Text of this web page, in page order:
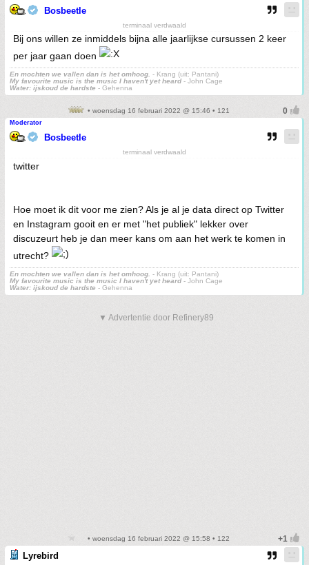
Bosbeetle
terminaal verdwaald
Bij ons willen ze inmiddels bijna alle jaarlijkse cursussen 2 keer
per jaar gaan doen
En mochten we vallen dan is het omhoog. - Krang (uit: Pantani)
My favourite music is the music I haven't yet heard - John Cage
Water: ijskoud de hardste - Gehenna
• woensdag 16 februari 2022 @ 15:46 • 121
Moderator
Bosbeetle
terminaal verdwaald
twitter
Hoe moet ik dit voor me zien? Als je al je data direct op Twitter
en Instagram gooit en er met "het publiek" lekker over
discuzeurt heb je dan meer kans om aan het werk te komen in
utrecht?
En mochten we vallen dan is het omhoog. - Krang (uit: Pantani)
My favourite music is the music I haven't yet heard - John Cage
Water: ijskoud de hardste - Gehenna
▼ Advertentie door Refinery89
• woensdag 16 februari 2022 @ 15:58 • 122
Lyrebird